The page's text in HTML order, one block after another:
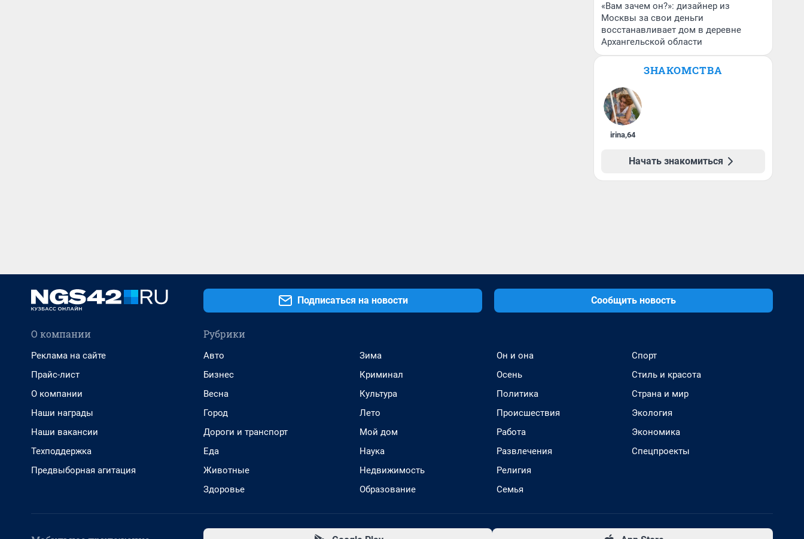
«Вам зачем он?»: дизайнер из
Москвы за свои деньги
восстанавливает дом в деревне
Архангельской области
ЗНАКОМСТВА
irina,64
Начать знакомиться
Подписаться на новости Сообщить новость
О компании
Реклама на сайте
Прайс-лист
О компании
Наши награды
Наши вакансии
Техподдержка
Предвыборная агитация
Рубрики
Авто
Бизнес
Весна
Город
Дороги и транспорт
Еда
Животные
Здоровье
Зима
Криминал
Культура
Лето
Мой дом
Наука
Недвижимость
Образование
Он и она
Осень
Политика
Происшествия
Работа
Развлечения
Религия
Семья
Спорт
Стиль и красота
Страна и мир
Экология
Экономика
Спецпроекты